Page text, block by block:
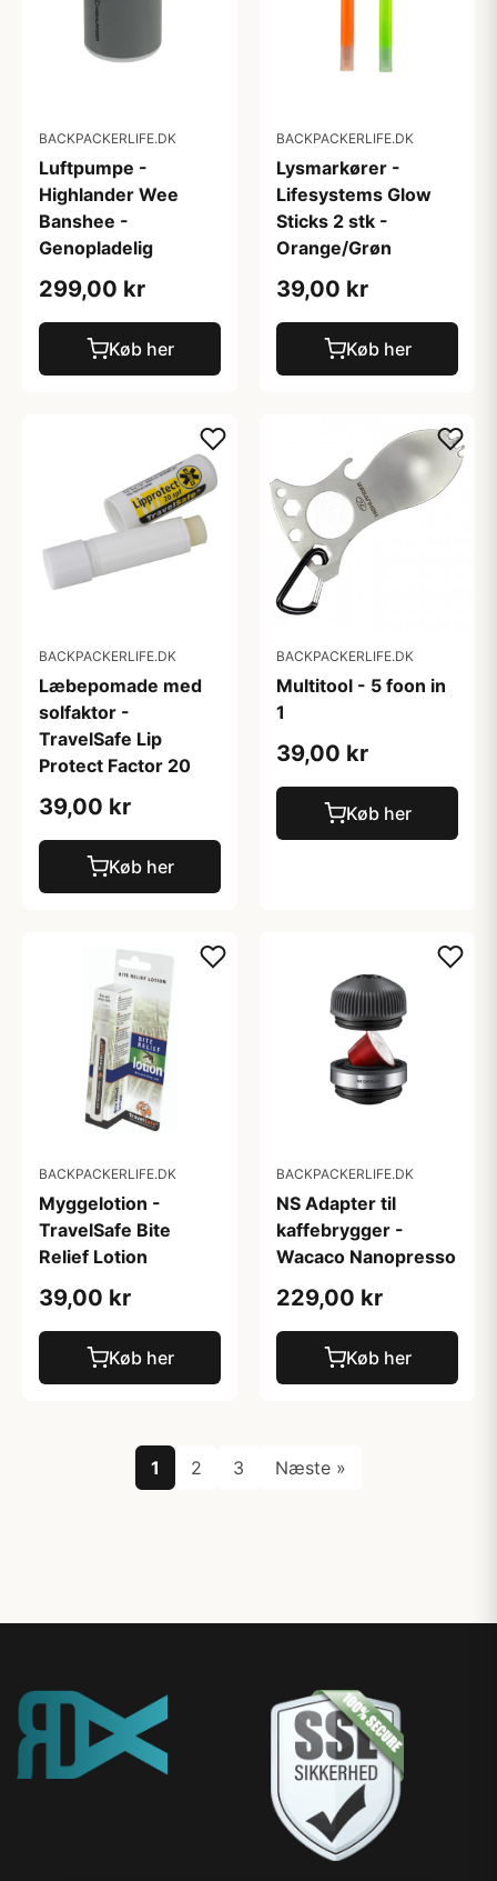
BACKPACKERLIFE.DK
Luftpumpe -
Highlander Wee
Banshee -
Genopladelig
299,00 kr
Køb her
BACKPACKERLIFE.DK
Lysmarkører -
Lifesystems Glow
Sticks 2 stk -
Orange/Grøn
39,00 kr
Køb her
BACKPACKERLIFE.DK
Læbepomade med
solfaktor -
TravelSafe Lip
Protect Factor 20
39,00 kr
Køb her
BACKPACKERLIFE.DK
Multitool - 5 foon in
1
39,00 kr
Køb her
BACKPACKERLIFE.DK
Myggelotion -
TravelSafe Bite
Relief Lotion
39,00 kr
Køb her
BACKPACKERLIFE.DK
NS Adapter til
kaffebrygger -
Wacaco Nanopresso
229,00 kr
Køb her
1 2 3 Næste »